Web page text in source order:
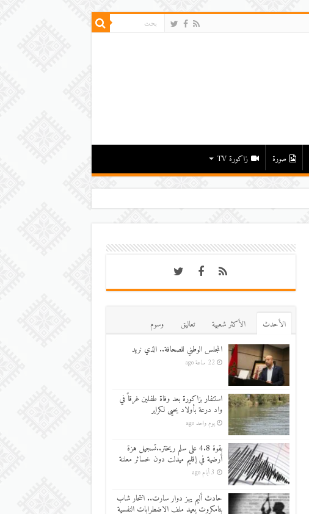
صورة زاكورة TV
اﻷحدث اﻷكثر شعبية تعاليق
وسوم
المجلس الوطني للصحافة.. الذي نريد
22 ساعة ago
استنفار بزاكورة بعد وفاة طفلين غرقاً في
واد درعة بأولاد يحيى لكراير
يوم واحد ago
بقوة 4.8 على سلم ريختر..تسجيل هزة
أرضية في إقليم ميدلت دون خسائر معلنة
3 أيام ago
حادث أليم يهز دوار سارت.. انتحار شاب
بتامكروت يعيد ملف الاضطرابات النفسية